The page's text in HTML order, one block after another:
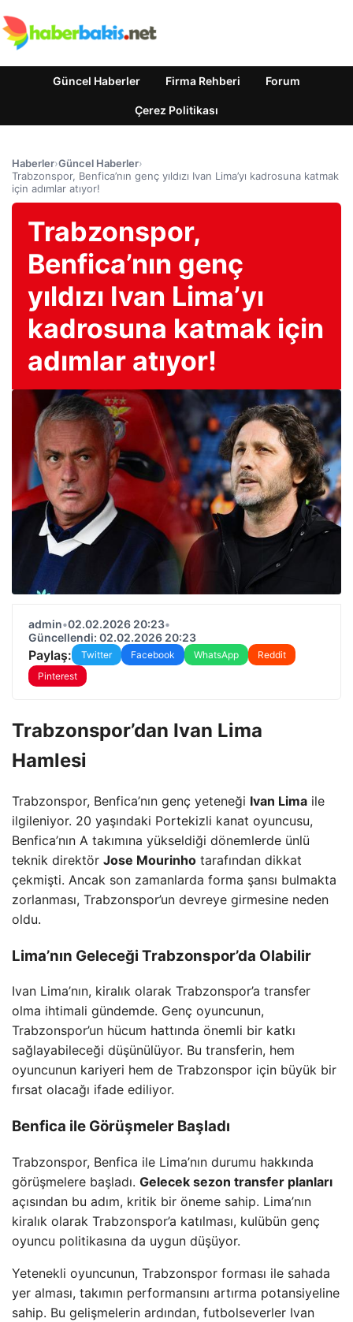
Güncel Haberler Firma Rehberi Forum
Çerez Politikası
Haberler›Güncel Haberler›
Trabzonspor, Benfica’nın genç yıldızı Ivan Lima’yı kadrosuna katmak
için adımlar atıyor!
Trabzonspor,
Benfica’nın genç
yıldızı Ivan Lima’yı
kadrosuna katmak için
adımlar atıyor!
admin•02.02.2026 20:23•
Güncellendi: 02.02.2026 20:23
Paylaş: Twitter Facebook WhatsApp
Reddit
Pinterest
Trabzonspor’dan Ivan Lima
Hamlesi
Trabzonspor, Benfica’nın genç yeteneği Ivan Lima ile
ilgileniyor. 20 yaşındaki Portekizli kanat oyuncusu,
Benfica’nın A takımına yükseldiği dönemlerde ünlü
teknik direktör Jose Mourinho tarafından dikkat
çekmişti. Ancak son zamanlarda forma şansı bulmakta
zorlanması, Trabzonspor’un devreye girmesine neden
oldu.
Lima’nın Geleceği Trabzonspor’da Olabilir
Ivan Lima’nın, kiralık olarak Trabzonspor’a transfer
olma ihtimali gündemde. Genç oyuncunun,
Trabzonspor’un hücum hattında önemli bir katkı
sağlayabileceği düşünülüyor. Bu transferin, hem
oyuncunun kariyeri hem de Trabzonspor için büyük bir
fırsat olacağı ifade ediliyor.
Benfica ile Görüşmeler Başladı
Trabzonspor, Benfica ile Lima’nın durumu hakkında
görüşmelere başladı. Gelecek sezon transfer planları
açısından bu adım, kritik bir öneme sahip. Lima’nın
kiralık olarak Trabzonspor’a katılması, kulübün genç
oyuncu politikasına da uygun düşüyor.
Yetenekli oyuncunun, Trabzonspor forması ile sahada
yer alması, takımın performansını artırma potansiyeline
sahip. Bu gelişmelerin ardından, futbolseverler Ivan